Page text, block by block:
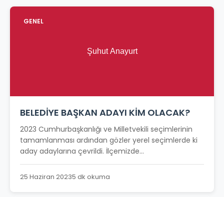
GENEL
BELEDİYE BAŞKAN ADAYI KİM OLACAK?
2023 Cumhurbaşkanlığı ve Milletvekili seçimlerinin
tamamlanması ardından gözler yerel seçimlerde ki
aday adaylarına çevrildi. İlçemizde...
25 Haziran 20235 dk okuma